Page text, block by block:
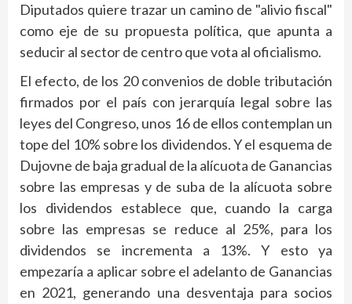
Diputados quiere trazar un camino de "alivio fiscal"
como eje de su propuesta política, que apunta a
seducir al sector de centro que vota al oficialismo.
El efecto, de los 20 convenios de doble tributación
firmados por el país con jerarquía legal sobre las
leyes del Congreso, unos 16 de ellos contemplan un
tope del 10% sobre los dividendos. Y el esquema de
Dujovne de baja gradual de la alícuota de Ganancias
sobre las empresas y de suba de la alícuota sobre
los dividendos establece que, cuando la carga
sobre las empresas se reduce al 25%, para los
dividendos se incrementa a 13%. Y esto ya
empezaría a aplicar sobre el adelanto de Ganancias
en 2021, generando una desventaja para socios